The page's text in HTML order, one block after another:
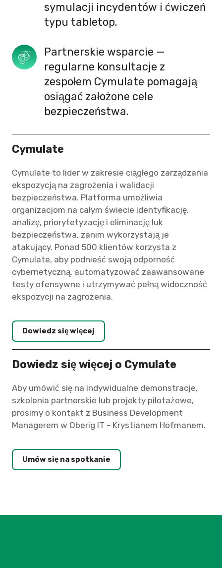
symulacji incydentów i ćwiczeń
typu tabletop.
Partnerskie wsparcie —
regularne konsultacje z
zespołem Cymulate pomagają
osiągać założone cele
bezpieczeństwa.
Cymulate
Cymulate to lider w zakresie ciągłego zarządzania
ekspozycją na zagrożenia i walidacji
bezpieczeństwa. Platforma umożliwia
organizacjom na całym świecie identyfikację,
analizę, priorytetyzację i eliminację luk
bezpieczeństwa, zanim wykorzystają je
atakujący. Ponad 500 klientów korzysta z
Cymulate, aby podnieść swoją odporność
cybernetyczną, automatyzować zaawansowane
testy ofensywne i utrzymywać pełną widoczność
ekspozycji na zagrożenia.
Dowiedz się więcej
Dowiedz się więcej o Cymulate
Aby umówić się na indywidualne demonstracje,
szkolenia partnerskie lub projekty pilotażowe,
prosimy o kontakt z Business Development
Managerem w Oberig IT - Krystianem Hofmanem.
Umów się na spotkanie